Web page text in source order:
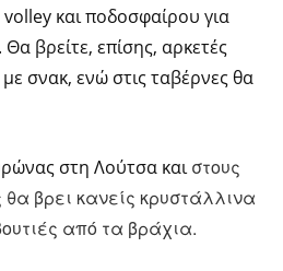
και ποδοσφαίρου για
βρείτε, επίσης, αρκετές
σνακ, ενώ στις ταβέρνες θα
στη Λούτσα καιστους
βρει κανείς κρυστάλλινα
από τα βράχια.